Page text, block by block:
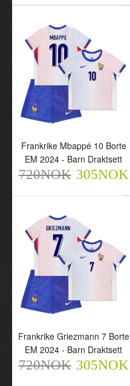
Hjemme EM 2024 - Barn
Draktsett
720NOK 305NOK
Frankrike Mbappé 10
Frankrike Mbappé 10 Borte
EM 2024 - Barn Draktsett
720NOK 305NOK
Frankrike Griezmann 7 Borte
EM 2024 - Barn Draktsett
720NOK 305NOK